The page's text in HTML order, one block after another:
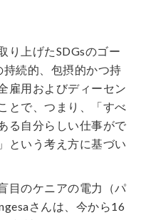
り上げたSDGsのゴー
続的、包摂的かつ持
雇用およびディーセン
とで、つまり、「すべ
る自分らしい仕事がで
という考え方に基づい
目のケニアの電力（パ
さんは、今から16